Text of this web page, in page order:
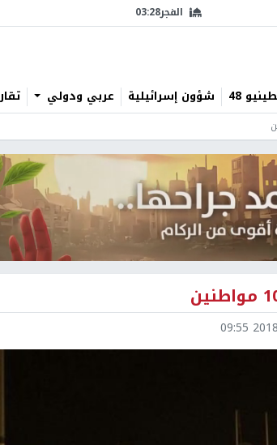
الفجر03:28
48 شؤون إسرائيلية عربي ودولي
2018-